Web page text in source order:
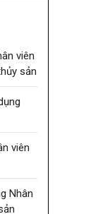
viên
sản
viên
Nhân